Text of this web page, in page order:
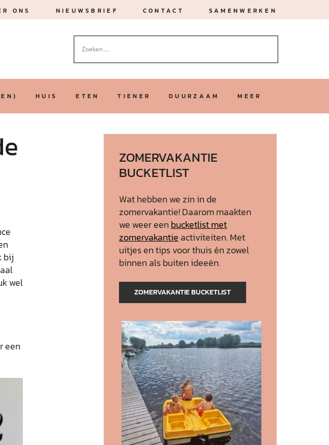
ONS NIEUWSBRIEF CONTACT SAMENWERKEN
HUIS ETEN TIENER DUURZAAM MEER
bij
wel
een
ZOMERVAKANTIE
BUCKETLIST
Wat hebben we zin in de
zomervakantie! Daarom maakten
we weer een bucketlist met
zomervakantie activiteiten. Met
uitjes en tips voor thuis én zowel
binnen als buiten ideeën.
ZOMERVAKANTIE BUCKETLIST